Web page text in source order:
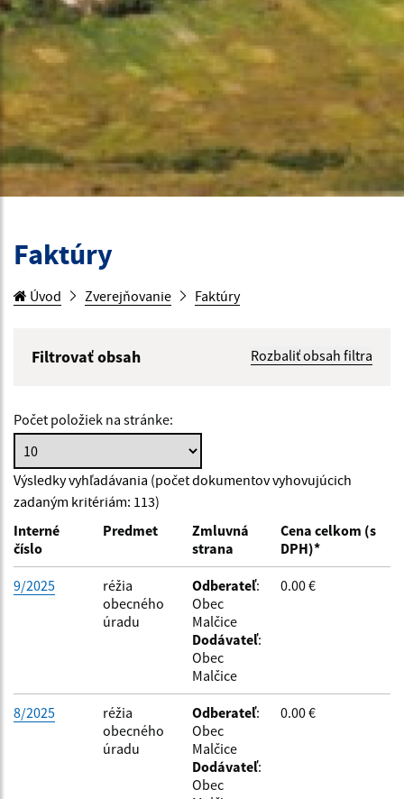
Faktúry
Úvod Zverejňovanie Faktúry
Filtrovať obsah
Rozbaliť obsah filtra
Hľadať v:
Typ dátumu:
Dátum od:
Suma od:
Počet položiek na stránke:
Výsledky vyhľadávania (počet dokumentov vyhovujúcich
zadaným kritériám: 113)
Interné
číslo
Predmet
Zmluvná
strana
Cena celkom (s
DPH)*
9/2025
réžia
obecného
úradu
Odberateľ:
Obec
Malčice
Dodávateľ:
Obec
Malčice
0.00 €
8/2025
réžia
obecného
úradu
Odberateľ:
Obec
Malčice
Dodávateľ:
Obec
0.00 €